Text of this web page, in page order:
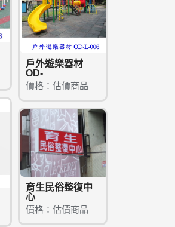
戶外遊樂器材
OD-
價格：估價商品
育生民俗整復中
心
價格：估價商品